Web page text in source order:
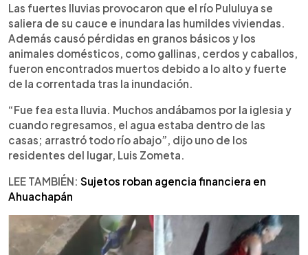
Las fuertes lluvias provocaron que el río Pululuya se
saliera de su cauce e inundara las humildes viviendas.
Además causó pérdidas en granos básicos y los
animales domésticos, como gallinas, cerdos y caballos,
fueron encontrados muertos debido a lo alto y fuerte
de la correntada tras la inundación.
“Fue fea esta lluvia. Muchos andábamos por la iglesia y
cuando regresamos, el agua estaba dentro de las
casas; arrastró todo río abajo”, dijo uno de los
residentes del lugar, Luis Zometa.
LEE TAMBIÉN: Sujetos roban agencia financiera en
Ahuachapán